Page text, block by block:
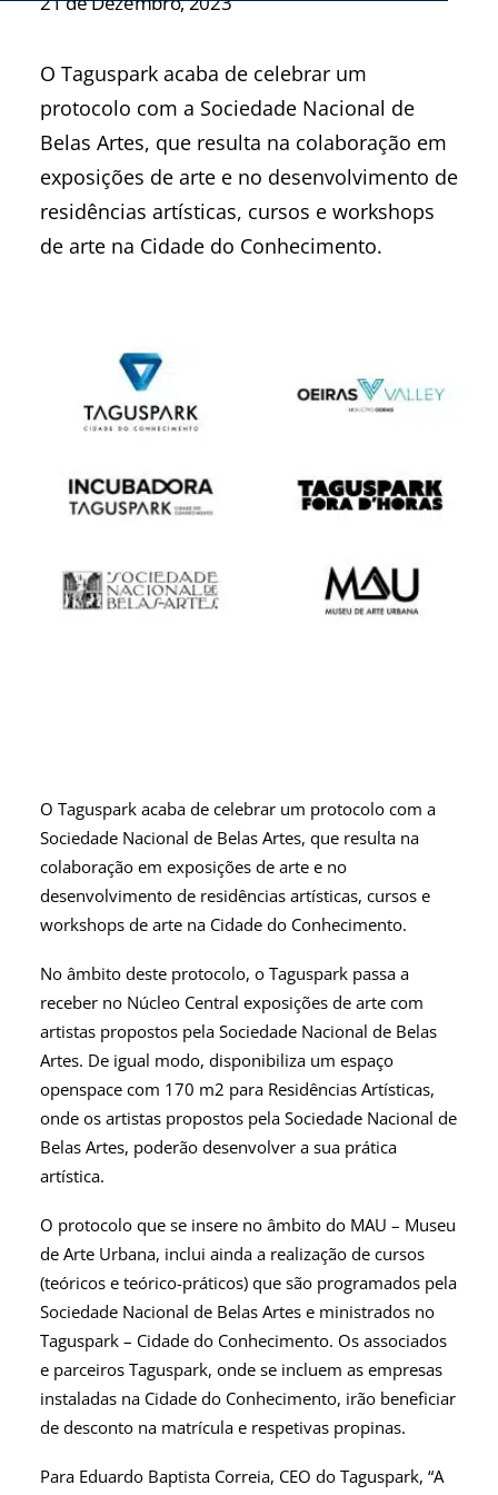
O Taguspark acaba de celebrar um
protocolo com a Sociedade Nacional de
Belas Artes, que resulta na colaboração em
exposições de arte e no desenvolvimento de
residências artísticas, cursos e workshops
de arte na Cidade do Conhecimento.
O Taguspark acaba de celebrar um protocolo com a
Sociedade Nacional de Belas Artes, que resulta na
colaboração em exposições de arte e no
desenvolvimento de residências artísticas, cursos e
workshops de arte na Cidade do Conhecimento.
No âmbito deste protocolo, o Taguspark passa a
receber no Núcleo Central exposições de arte com
artistas propostos pela Sociedade Nacional de Belas
Artes. De igual modo, disponibiliza um espaço
openspace com 170 m2 para Residências Artísticas,
onde os artistas propostos pela Sociedade Nacional de
Belas Artes, poderão desenvolver a sua prática
artística.
O protocolo que se insere no âmbito do MAU – Museu
de Arte Urbana, inclui ainda a realização de cursos
(teóricos e teórico-práticos) que são programados pela
Sociedade Nacional de Belas Artes e ministrados no
Taguspark – Cidade do Conhecimento. Os associados
e parceiros Taguspark, onde se incluem as empresas
instaladas na Cidade do Conhecimento, irão beneficiar
de desconto na matrícula e respetivas propinas.
Para Eduardo Baptista Correia, CEO do Taguspark, “A